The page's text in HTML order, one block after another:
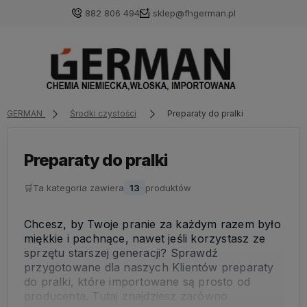
882 806 494 sklep@fhgerman.pl
GERMAN Środki czystości Preparaty do pralki
Preparaty do pralki
🛒Ta kategoria zawiera 13 produktów
Chcesz, by Twoje pranie za każdym razem było
miękkie i pachnące, nawet jeśli korzystasz ze
sprzętu starszej generacji? Sprawdź
przygotowane dla naszych Klientów preparaty
do pralki, które importowane są prosto od
producenta. Tutaj znajdziesz zarówno